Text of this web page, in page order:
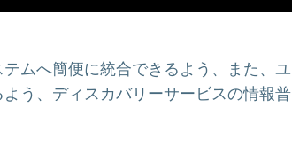
ムへ簡便に統合できるよう、また、ユ
う、ディスカバリーサービスの情報普